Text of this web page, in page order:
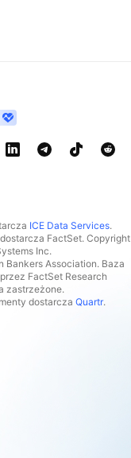
ICE Data Services.
FactSet. Copyright
Inc.
Association. Baza
FactSet Research
zastrzeżone.
dostarcza Quartr.